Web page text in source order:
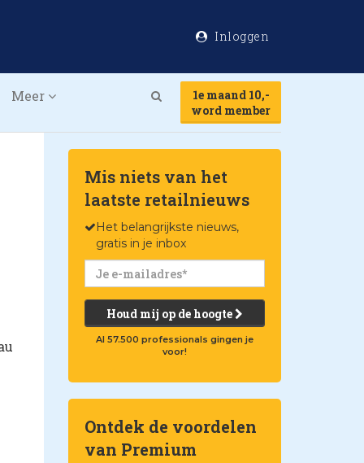
Inloggen
Meer
1e maand 10,-
word member
Mis niets van het
laatste retailnieuws
Het belangrijkste nieuws,
gratis in je inbox
Houd mij op de hoogte
Al 57.500 professionals gingen je
voor!
Ontdek de voordelen
van Premium